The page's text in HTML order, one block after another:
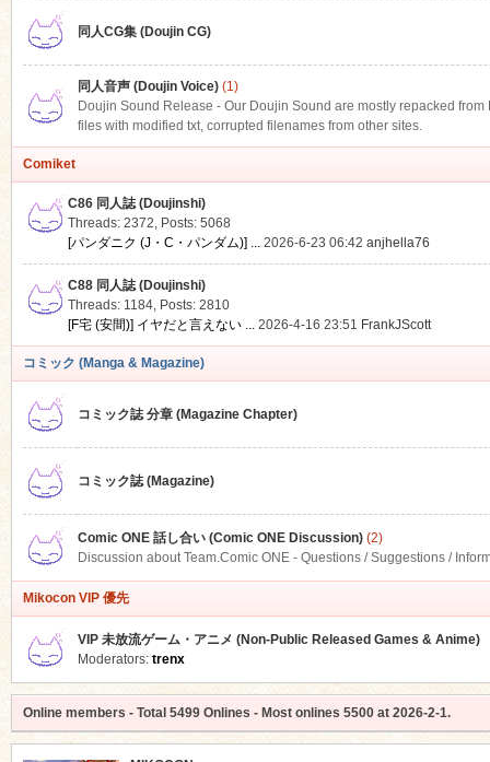
同人CG集 (Doujin CG)
同人音声 (Doujin Voice)(1)
Doujin Sound Release - Our Doujin Sound are mostly repacked
files with modified txt, corrupted filenames from other sites.
Comiket
C86 同人誌 (Doujinshi)
Threads: 2372, Posts: 5068
[パンダニク (J・C・パンダム)] ... 2026-6-23 06:42 anjhella76
C88 同人誌 (Doujinshi)
Threads: 1184, Posts: 2810
[F宅 (安間)] イヤだと言えない ... 2026-4-16 23:51 FrankJScott
コミック (Manga & Magazine)
コミック誌 分章 (Magazine Chapter)
コミック誌 (Magazine)
Comic ONE 話し合い (Comic ONE Discussion)(2)
Discussion about Team.Comic ONE - Questions / Suggestions /
Mikocon VIP 優先
VIP 未放流ゲーム・アニメ (Non-Public Released Games & Anime)
Moderators: trenx
Online members - Total 5499Onlines - Most onlines 5500at 2026-2-1.